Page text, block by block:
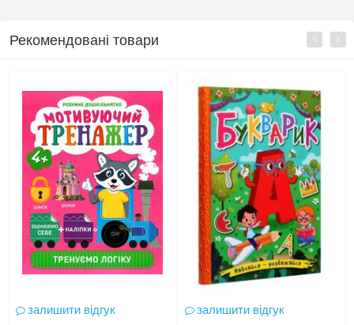
Рекомендовані товари
залишити відгук залишити відгук